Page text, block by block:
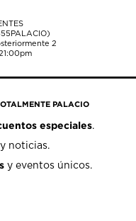
2
PALACIO
especiales.
y noticias.
y eventos únicos.